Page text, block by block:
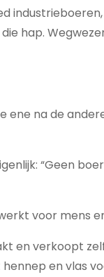
hap.
ene na de
“Geen
voor mens
en verkoopt
en vlas